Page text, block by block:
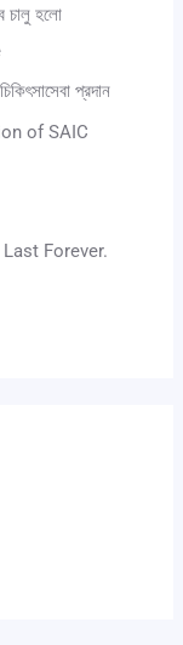
চালু হলো
প্রদান
of SAIC
Forever.